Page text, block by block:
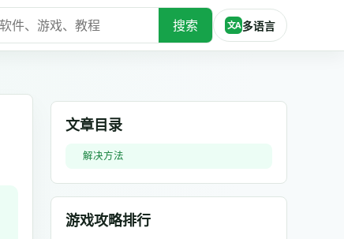
搜索 文A 多语言
文章目录
解决方法
游戏攻略排行